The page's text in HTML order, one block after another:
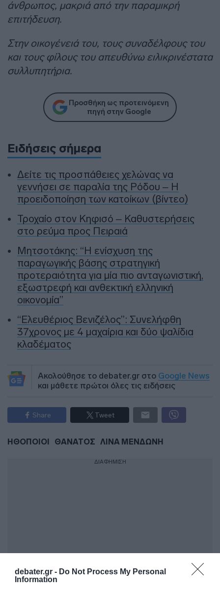
debater.gr - Do Not Process My Personal
Information
άνθρωπος, μακριά από την παραμικρή
επιτήδευση.
Στην οικογένειά του, τους συναδέλφους του
και τους φίλους του απευθύνω ειλικρινέστατα
συλλυπητήρια.
Προσθήκη ως προτεινόμενη
πηγή στην Google
Ειδήσεις σήμερα
Δείτε τις προσπάθειες χελώνας να
γεννήσει σε παραλία της Ρόδου – Η
προειδοποίηση των κατοίκων (βίντεο)
Τροχαίο στον Κηφισό – Καθυστερήσεις
στο ρεύμα προς Πειραιά
Μητσοτάκης: “Η ενίσχυση της
παραγωγικής βάσης στρατηγική
προτεραιότητα για μία πιο ανταγωνιστική,
εξωστρεφή και ανθεκτική ελληνική
οικονομία”
“Ελευθέριος Βενιζέλος”: Συνελήφθη
37χρονος με 4 μαχαίρια και δύο ψαλίδια
κλαδέματος
Ακολούθησε το debater.gr στο Google News
και μάθετε πρώτοι όλες τις ειδήσεις
Share Tweet
ΗΘΟΠΟΙΟΙ ΘΑΝΑΤΟΣ ΛΙΝΑ ΜΕΝΔΩΝΗ
ΔΙΑΦΗΜΙΣΗ